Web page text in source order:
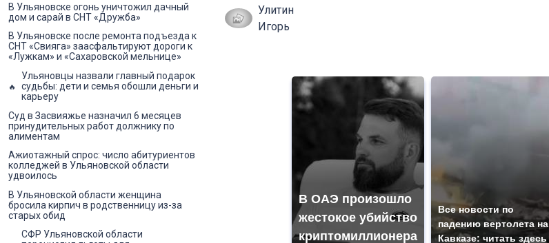
Улитин
Игорь
В ОАЭ произошло
жестокое убийство
криптомиллионера
Все новости по
падению вертолета на
Кавказе: читать здесь
В Ульяновске огонь уничтожил дачный
дом и сарай в СНТ «Дружба»
В Ульяновске после ремонта подъезда к
СНТ «Свияга» заасфальтируют дороги к
«Лужкам» и «Сахаровской мельнице»
Ульяновцы назвали главный подарок
судьбы: дети и семья обошли деньги и
карьеру
Суд в Засвияжье назначил 6 месяцев
принудительных работ должнику по
алиментам
Ажиотажный спрос: число абитуриентов
колледжей в Ульяновской области
удвоилось
В Ульяновской области женщина
бросила кирпич в родственницу из-за
старых обид
СФР Ульяновской области